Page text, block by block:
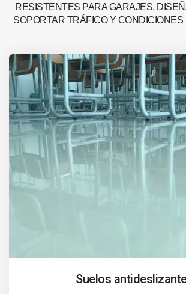
RESISTENTES PARA GARAJES,
SOPORTAR TRÁFICO Y CONDICIONES
Suelos